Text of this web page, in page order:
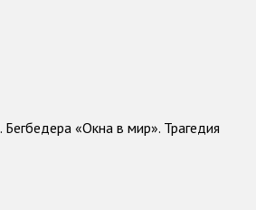
«Окна в мир». Трагедия